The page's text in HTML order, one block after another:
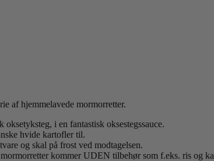
af hjemmelavede mormorretter.
i en fantastisk oksestegssauce.
hvide kartofler til.
og skal på frost ved modtagelsen.
kommer UDEN tilbehør som f.eks. ris og